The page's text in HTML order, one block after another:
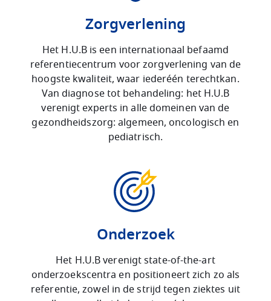
Zorgverlening
Het H.U.B is een internationaal befaamd
referentiecentrum voor zorgverlening van de
hoogste kwaliteit, waar iederéén terechtkan.
Van diagnose tot behandeling: het H.U.B
verenigt experts in alle domeinen van de
gezondheidszorg: algemeen, oncologisch en
pediatrisch.
Onderzoek
Het H.U.B verenigt state-of-the-art
onderzoekscentra en positioneert zich zo als
referentie, zowel in de strijd tegen ziektes uit